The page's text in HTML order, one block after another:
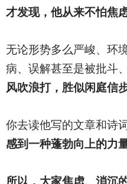
才发现，他从来不怕焦虑
无论形势多么严峻、环
病、误解甚至是被批斗
风吹浪打，胜似闲庭信
你去读他写的文章和诗
感到一种蓬勃向上的力
所以，大家焦虑、消沉